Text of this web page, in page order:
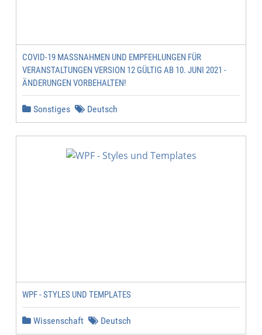
COVID-19 MASSNAHMEN UND EMPFEHLUNGEN FÜR V
ERANSTALTUNGEN VERSION 12 GÜLTIG AB 10. JUNI 2021 - Ä
NDERUNGEN VORBEHALTEN!
Sonstiges Deutsch
WPF - STYLES UND TEMPLATES
Wissenschaft Deutsch